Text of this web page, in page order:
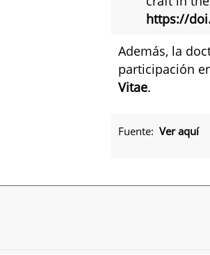
https://
Además, la
participación
Vitae.
Fuente: Ver aquí